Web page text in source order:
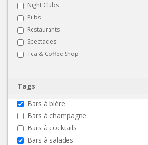
Night Clubs
Pubs
Restaurants
Spectacles
Tea & Coffee Shop
Tags
Bars à bière
Bars à champagne
Bars à cocktails
Bars à salades